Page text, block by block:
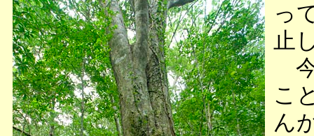
っ
止
こ
ん